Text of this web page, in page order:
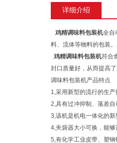
详细介绍
鸡精调味料包装机全自
料、流体等物料的包装
鸡精调味料包装机符合
封口质量好，从而提高
调味料包装机产品特点
1,采用新型的流行的生
2,具有过冲抑制、落差
3,该机是机电一体化的
4,夹袋器大小可换，能
5,有化学工业皮带、塑